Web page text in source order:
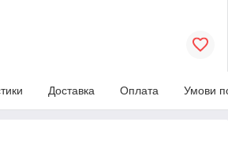
Доставка Оплата Умови